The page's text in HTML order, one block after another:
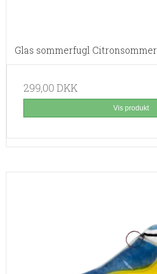
Glas sommerfugl
299,00 DKK
Vis produkt